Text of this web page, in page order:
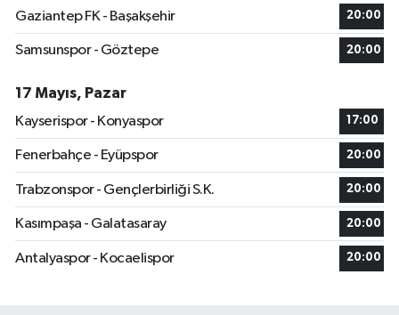
Gaziantep FK - Başakşehir 20:00
Samsunspor - Göztepe 20:00
17 Mayıs, Pazar
Kayserispor - Konyaspor
17:00
Fenerbahçe - Eyüpspor 20:00
Trabzonspor - Gençlerbirliği S.K. 20:00
Kasımpaşa - Galatasaray 20:00
Antalyaspor - Kocaelispor 20:00